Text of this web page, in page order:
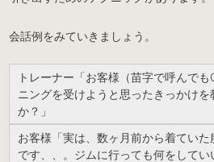
会話例をみていきましょう。
トレーナー「お客様（苗字で呼んで
ニングを受けようと思ったきっかけ
か？」
お客様「実は、数ヶ月前から着てい
です、、。ジムに行っても何をして